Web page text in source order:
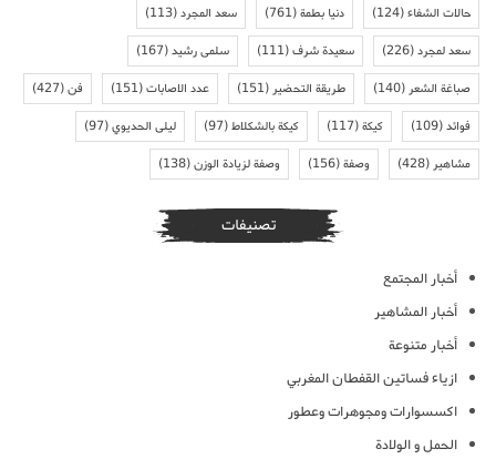
حالات الشفاء(124) دنيا بطمة(761) سعد المجرد(113)
سعد لمجرد(226) سعيدة شرف(111) سلمى رشيد(167)
صباغة الشعر(140) طريقة التحضير(151) عدد الاصابات(151) فن(427)
فوائد(109) كيكة(117) كيكة بالشكلاط(97) ليلى الحديوي(97)
مشاهير(428) وصفة(156) وصفة لزيادة الوزن(138)
تصنيفات
أخبار المجتمع
أخبار المشاهير
أخبار متنوعة
ازياء فساتين القفطان المغربي
اكسسوارات ومجوهرات وعطور
الحمل و الولادة